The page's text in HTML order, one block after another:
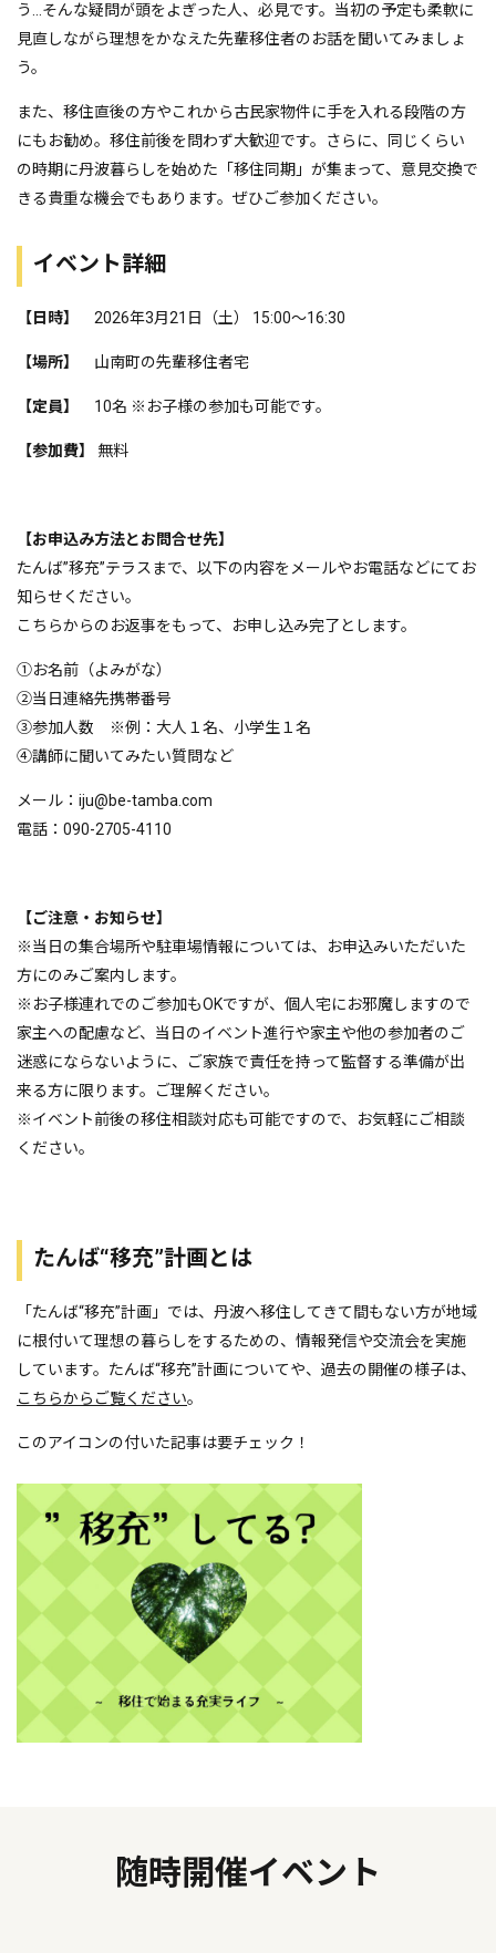
う…そんな疑問が頭をよぎった人、必見です。当初の予定も柔軟に
見直しながら理想をかなえた先輩移住者のお話を聞いてみましょ
う。
また、移住直後の方やこれから古民家物件に手を入れる段階の方
にもお勧め。移住前後を問わず大歓迎です。さらに、同じくらい
の時期に丹波暮らしを始めた「移住同期」が集まって、意見交換で
きる貴重な機会でもあります。ぜひご参加ください。
イベント詳細
【日時】 2026年3月21日（土） 15:00～16:30
【場所】 山南町の先輩移住者宅
【定員】 10名 ※お子様の参加も可能です。
【参加費】 無料
【お申込み方法とお問合せ先】
たんば”移充”テラスまで、以下の内容をメールやお電話などにてお
知らせください。
こちらからのお返事をもって、お申し込み完了とします。
①お名前（よみがな）
②当日連絡先携帯番号
③参加人数 ※例：大人１名、小学生１名
④講師に聞いてみたい質問など
メール：iju@be-tamba.com
電話：090-2705-4110
【ご注意・お知らせ】
※当日の集合場所や駐車場情報については、お申込みいただいた
方にのみご案内します。
※お子様連れでのご参加もOKですが、個人宅にお邪魔しますので
家主への配慮など、当日のイベント進行や家主や他の参加者のご
迷惑にならないように、ご家族で責任を持って監督する準備が出
来る方に限ります。ご理解ください。
※イベント前後の移住相談対応も可能ですので、お気軽にご相談
ください。
たんば“移充”計画とは
「たんば“移充”計画」では、丹波へ移住してきて間もない方が地域
に根付いて理想の暮らしをするための、情報発信や交流会を実施
しています。たんば“移充”計画についてや、過去の開催の様子は、
こちらからご覧ください。
このアイコンの付いた記事は要チェック！
随時開催イベント